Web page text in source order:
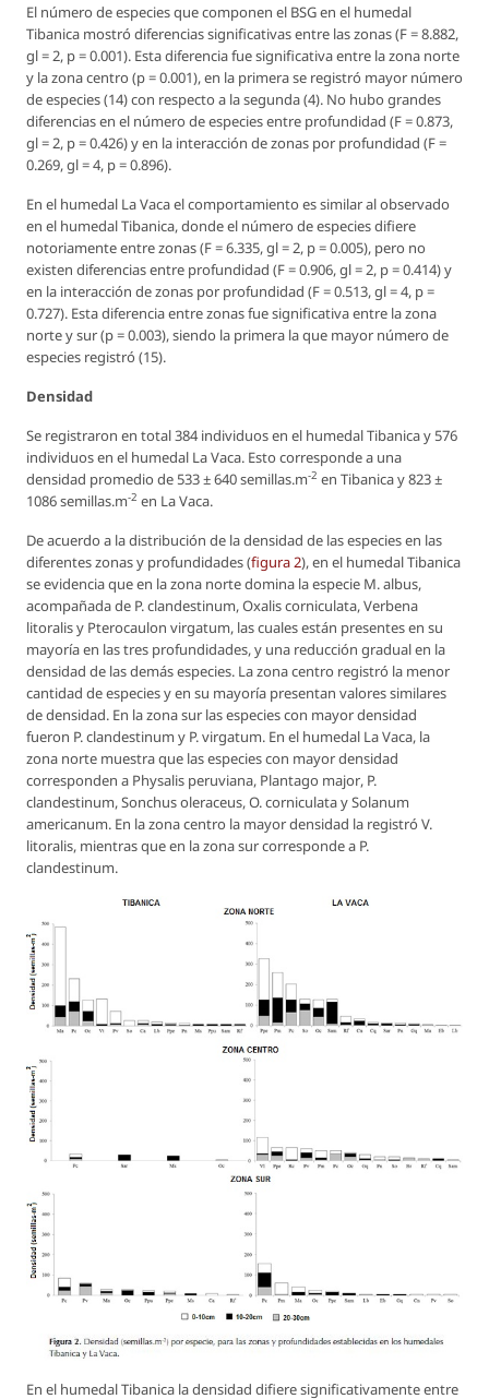
El número de especies que componen el BSG en el humedal
Tibanica mostró diferencias significativas entre las zonas (F = 8.882,
gl = 2, p = 0.001). Esta diferencia fue significativa entre la zona norte
y la zona centro (p = 0.001), en la primera se registró mayor número
de especies (14) con respecto a la segunda (4). No hubo grandes
diferencias en el número de especies entre profundidad (F = 0.873,
gl = 2, p = 0.426) y en la interacción de zonas por profundidad (F =
0.269, gl = 4, p = 0.896).
En el humedal La Vaca el comportamiento es similar al observado
en el humedal Tibanica, donde el número de especies difiere
notoriamente entre zonas (F = 6.335, gl = 2, p = 0.005), pero no
existen diferencias entre profundidad (F = 0.906, gl = 2, p = 0.414) y
en la interacción de zonas por profundidad (F = 0.513, gl = 4, p =
0.727). Esta diferencia entre zonas fue significativa entre la zona
norte y sur (p = 0.003), siendo la primera la que mayor número de
especies registró (15).
Densidad
Se registraron en total 384 individuos en el humedal Tibanica y 576
individuos en el humedal La Vaca. Esto corresponde a una
densidad promedio de 533 ± 640 semillas.m-2 en Tibanica y 823 ±
1086 semillas.m-2 en La Vaca.
De acuerdo a la distribución de la densidad de las especies en las
diferentes zonas y profundidades (figura 2), en el humedal Tibanica
se evidencia que en la zona norte domina la especie M. albus,
acompañada de P. clandestinum,Oxalis corniculata,Verbena
litoralisy Pterocaulon virgatum, las cuales están presentes en su
mayoría en las tres profundidades, y una reducción gradual en la
densidad de las demás especies. La zona centro registró la menor
cantidad de especies y en su mayoría presentan valores similares
de densidad. En la zona sur las especies con mayor densidad
fueron P. clandestinum y P. virgatum. En el humedal La Vaca, la
zona norte muestra que las especies con mayor densidad
corresponden a Physalis peruviana, Plantago major, P.
clandestinum,Sonchus oleraceus,O. corniculataySolanum
americanum. En la zona centro la mayor densidad la registró V.
litoralis, mientras que en la zona sur corresponde a P.
clandestinum.
En el humedal Tibanica la densidad difiere significativamente entre